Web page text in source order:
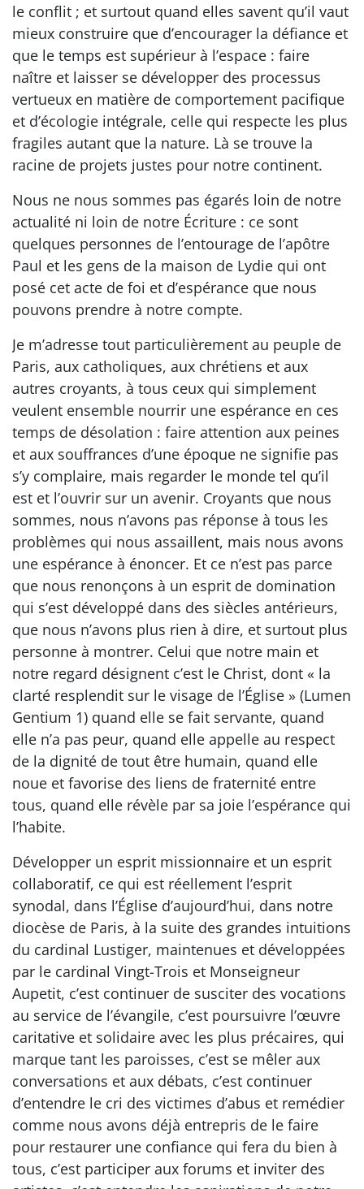
le conflit ; et surtout quand elles savent qu’il vaut
mieux construire que d’encourager la défiance et
que le temps est supérieur à l’espace : faire
naître et laisser se développer des processus
vertueux en matière de comportement pacifique
et d’écologie intégrale, celle qui respecte les plus
fragiles autant que la nature. Là se trouve la
racine de projets justes pour notre continent.
Nous ne nous sommes pas égarés loin de notre
actualité ni loin de notre Écriture : ce sont
quelques personnes de l’entourage de l’apôtre
Paul et les gens de la maison de Lydie qui ont
posé cet acte de foi et d’espérance que nous
pouvons prendre à notre compte.
Je m’adresse tout particulièrement au peuple de
Paris, aux catholiques, aux chrétiens et aux
autres croyants, à tous ceux qui simplement
veulent ensemble nourrir une espérance en ces
temps de désolation : faire attention aux peines
et aux souffrances d’une époque ne signifie pas
s’y complaire, mais regarder le monde tel qu’il
est et l’ouvrir sur un avenir. Croyants que nous
sommes, nous n’avons pas réponse à tous les
problèmes qui nous assaillent, mais nous avons
une espérance à énoncer. Et ce n’est pas parce
que nous renonçons à un esprit de domination
qui s’est développé dans des siècles antérieurs,
que nous n’avons plus rien à dire, et surtout plus
personne à montrer. Celui que notre main et
notre regard désignent c’est le Christ, dont « la
clarté resplendit sur le visage de l’Église » (Lumen
Gentium 1) quand elle se fait servante, quand
elle n’a pas peur, quand elle appelle au respect
de la dignité de tout être humain, quand elle
noue et favorise des liens de fraternité entre
tous, quand elle révèle par sa joie l’espérance qui
l’habite.
Développer un esprit missionnaire et un esprit
collaboratif, ce qui est réellement l’esprit
synodal, dans l’Église d’aujourd’hui, dans notre
diocèse de Paris, à la suite des grandes intuitions
du cardinal Lustiger, maintenues et développées
par le cardinal Vingt-Trois et Monseigneur
Aupetit, c’est continuer de susciter des vocations
au service de l’évangile, c’est poursuivre l’œuvre
caritative et solidaire avec les plus précaires, qui
marque tant les paroisses, c’est se mêler aux
conversations et aux débats, c’est continuer
d’entendre le cri des victimes d’abus et remédier
comme nous avons déjà entrepris de le faire
pour restaurer une confiance qui fera du bien à
tous, c’est participer aux forums et inviter des